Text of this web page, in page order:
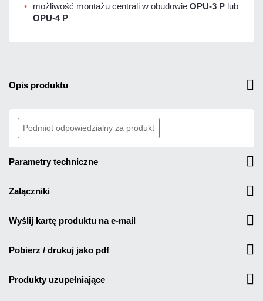
możliwość montażu centrali w obudowie OPU-3 P lub
OPU-4 P
opis produktu
Podmiot odpowiedzialny za produkt
parametry techniczne
załączniki
wyślij kartę produktu na e-mail
pobierz / drukuj jako pdf
produkty uzupełniające